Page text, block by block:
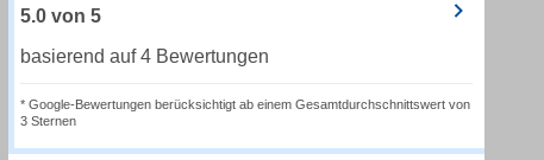
5.0 von 5
basierend auf 4 Bewertungen
* Google-Bewertungen berücksichtigt ab einem Gesamtdurchschnittswert von
3 Sternen